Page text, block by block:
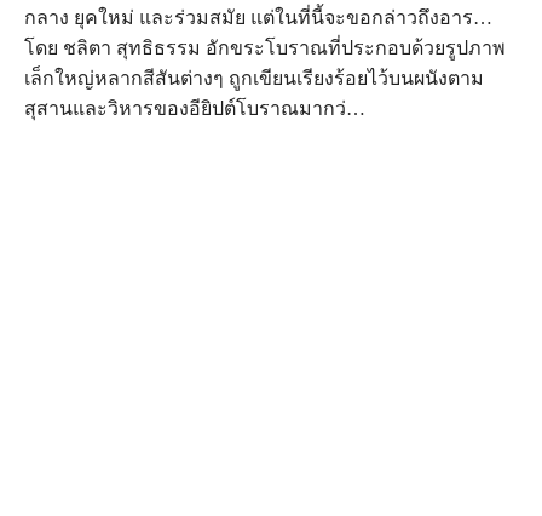
กลาง ยุคใหม่ และร่วมสมัย แต่ในที่นี้จะขอกล่าวถึงอาร…
โดย ชลิตา สุทธิธรรม อักขระโบราณที่ประกอบด้วยรูปภาพ
เล็กใหญ่หลากสีสันต่างๆ ถูกเขียนเรียงร้อยไว้บนผนังตาม
สุสานและวิหารของอียิปต์โบราณมากว่…